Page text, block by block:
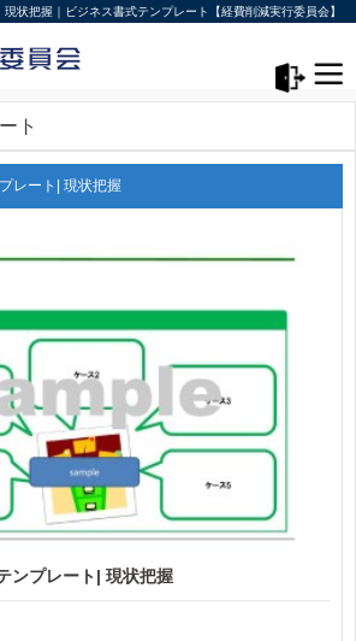
状把握｜ビジネス書式テンプレート【経費削減実行委員会】
ト
レート| 現状把握
ンプレート| 現状把握